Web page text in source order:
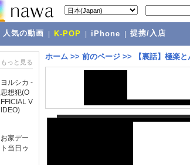
人気の動画 K-POP iPhone 提携/入店
もっと見る
ヨルシカ -
思想犯(O
FFICIAL V
IDEO)
お家デー
ト当日ゥ
ホーム >> 前のページ >> 【裏話】極楽